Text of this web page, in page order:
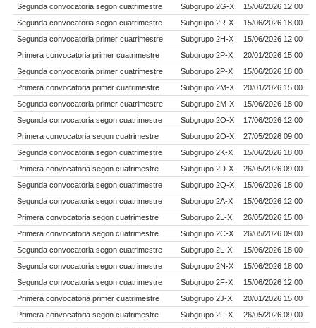
Segunda convocatoria segon cuatrimestre
Subgrupo 2G-X
15/06/2026 12:00
Segunda convocatoria segon cuatrimestre
Subgrupo 2R-X
15/06/2026 18:00
Segunda convocatoria primer cuatrimestre
Subgrupo 2H-X
15/06/2026 12:00
Primera convocatoria primer cuatrimestre
Subgrupo 2P-X
20/01/2026 15:00
Segunda convocatoria primer cuatrimestre
Subgrupo 2P-X
15/06/2026 18:00
Primera convocatoria primer cuatrimestre
Subgrupo 2M-X
20/01/2026 15:00
Segunda convocatoria primer cuatrimestre
Subgrupo 2M-X
15/06/2026 18:00
Segunda convocatoria segon cuatrimestre
Subgrupo 2O-X
17/06/2026 12:00
Primera convocatoria segon cuatrimestre
Subgrupo 2O-X
27/05/2026 09:00
Segunda convocatoria segon cuatrimestre
Subgrupo 2K-X
15/06/2026 18:00
Primera convocatoria segon cuatrimestre
Subgrupo 2D-X
26/05/2026 09:00
Segunda convocatoria segon cuatrimestre
Subgrupo 2Q-X
15/06/2026 18:00
Segunda convocatoria segon cuatrimestre
Subgrupo 2A-X
15/06/2026 12:00
Primera convocatoria segon cuatrimestre
Subgrupo 2L-X
26/05/2026 15:00
Primera convocatoria segon cuatrimestre
Subgrupo 2C-X
26/05/2026 09:00
Segunda convocatoria segon cuatrimestre
Subgrupo 2L-X
15/06/2026 18:00
Segunda convocatoria segon cuatrimestre
Subgrupo 2N-X
15/06/2026 18:00
Segunda convocatoria segon cuatrimestre
Subgrupo 2F-X
15/06/2026 12:00
Primera convocatoria primer cuatrimestre
Subgrupo 2J-X
20/01/2026 15:00
Primera convocatoria segon cuatrimestre
Subgrupo 2F-X
26/05/2026 09:00